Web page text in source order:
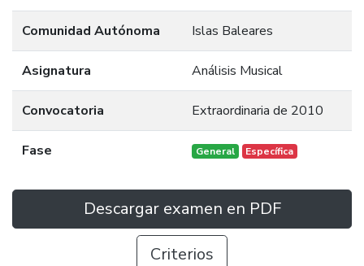
Comunidad Autónoma Islas Baleares
Asignatura Análisis Musical
Convocatoria Extraordinaria de 2010
Fase General Específica
Descargar examen en PDF
Criterios